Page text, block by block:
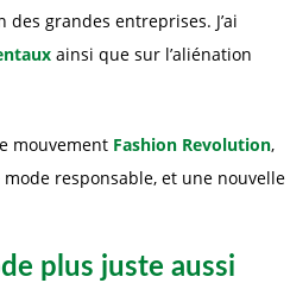
grandes entreprises. J’ai
ainsi que sur l’aliénation
mouvement Fashion Revolution,
responsable, et une nouvelle
plus juste aussi